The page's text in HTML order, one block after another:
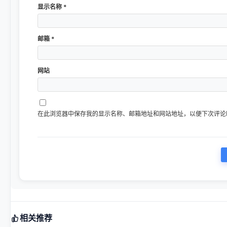
显示名称 *
邮箱 *
网站
在此浏览器中保存我的显示名称、邮箱地址和网站地址，以便下次评
相关推荐